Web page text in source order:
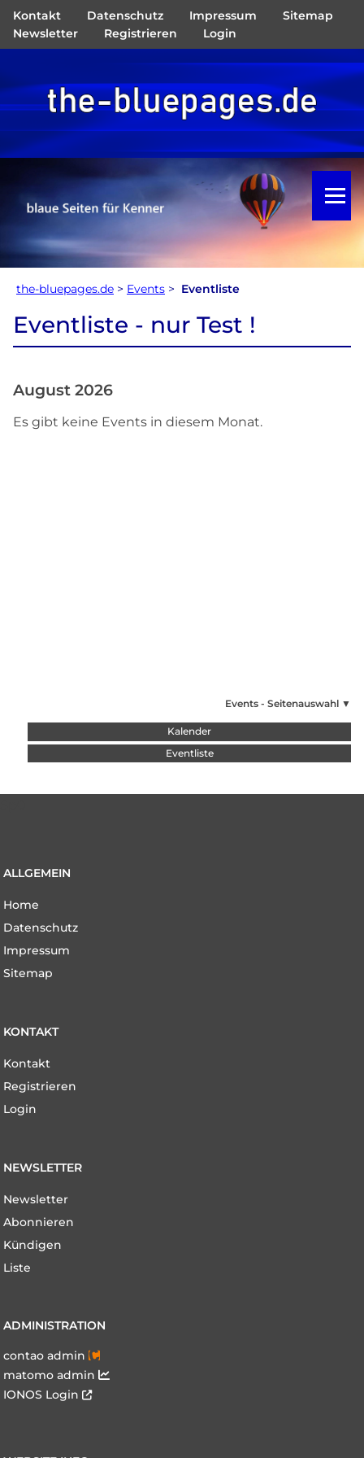
Navigation
überspringen
Kontakt Datenschutz Impressum
Sitemap
Newsletter
Registrieren Login
the-bluepages.de > Events > Eventliste
Eventliste - nur Test !
August 2026
Es gibt keine Events in diesem Monat.
Events - Seitenauswahl ▼
Navigation überspringen
Kalender
Eventliste
ALLGEMEIN
Navigation
überspringen
Home
Datenschutz
Impressum
Sitemap
KONTAKT
Navigation
überspringen
Kontakt
Registrieren
Login
NEWSLETTER
Navigation
überspringen
Newsletter
Abonnieren
Kündigen
Liste
ADMINISTRATION
contao admin
matomo admin
IONOS Login